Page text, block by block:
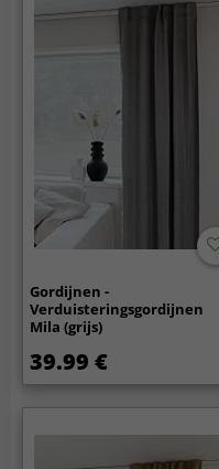
Gordijnen -
Verduisteringsgordijnen
Mila (grijs)
39.99 €